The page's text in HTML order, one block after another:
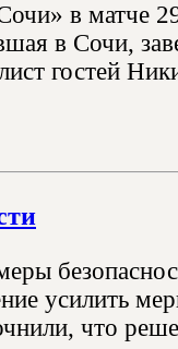
в матче
в Сочи,
гостей
усилить
что